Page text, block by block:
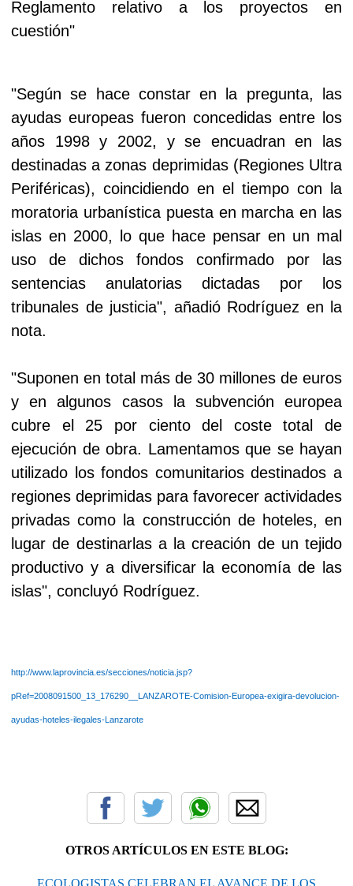
Reglamento relativo a los proyectos en
cuestión"
"Según se hace constar en la pregunta, las
ayudas europeas fueron concedidas entre los
años 1998 y 2002, y se encuadran en las
destinadas a zonas deprimidas (Regiones Ultra
Periféricas), coincidiendo en el tiempo con la
moratoria urbanística puesta en marcha en las
islas en 2000, lo que hace pensar en un mal
uso de dichos fondos confirmado por las
sentencias anulatorias dictadas por los
tribunales de justicia", añadió Rodríguez en la
nota.
"Suponen en total más de 30 millones de euros
y en algunos casos la subvención europea
cubre el 25 por ciento del coste total de
ejecución de obra. Lamentamos que se hayan
utilizado los fondos comunitarios destinados a
regiones deprimidas para favorecer actividades
privadas como la construcción de hoteles, en
lugar de destinarlas a la creación de un tejido
productivo y a diversificar la economía de las
islas", concluyó Rodríguez.
http://www.laprovincia.es/secciones/noticia.jsp?
pRef=2008091500_13_176290__LANZAROTE-Comision-Europea-exigira-devolucion-
ayudas-hoteles-ilegales-Lanzarote
OTROS ARTÍCULOS EN ESTE BLOG:
ECOLOGISTAS CELEBRAN EL AVANCE DE LOS